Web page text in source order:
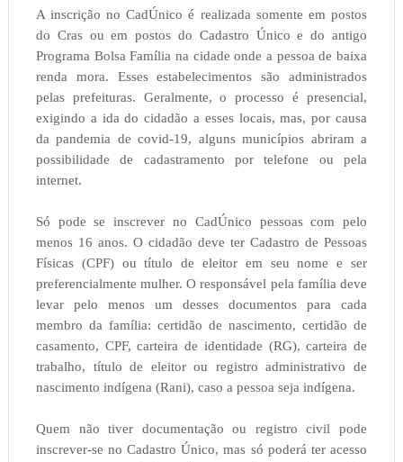
A inscrição no CadÚnico é realizada somente em postos
do Cras ou em postos do Cadastro Único e do antigo
Programa Bolsa Família na cidade onde a pessoa de baixa
renda mora. Esses estabelecimentos são administrados
pelas prefeituras. Geralmente, o processo é presencial,
exigindo a ida do cidadão a esses locais, mas, por causa
da pandemia de covid-19, alguns municípios abriram a
possibilidade de cadastramento por telefone ou pela
internet.
Só pode se inscrever no CadÚnico pessoas com pelo
menos 16 anos. O cidadão deve ter Cadastro de Pessoas
Físicas (CPF) ou título de eleitor em seu nome e ser
preferencialmente mulher. O responsável pela família deve
levar pelo menos um desses documentos para cada
membro da família: certidão de nascimento, certidão de
casamento, CPF, carteira de identidade (RG), carteira de
trabalho, título de eleitor ou registro administrativo de
nascimento indígena (Rani), caso a pessoa seja indígena.
Quem não tiver documentação ou registro civil pode
inscrever-se no Cadastro Único, mas só poderá ter acesso